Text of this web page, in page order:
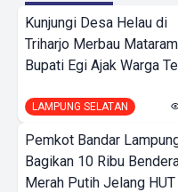
Kunjungi Desa Helau di
Triharjo Merbau
Bupati Egi Ajak Warga
LAMPUNG SELATAN
Pemkot Bandar
Bagikan 10 Ribu
Merah Putih Jelang HUT